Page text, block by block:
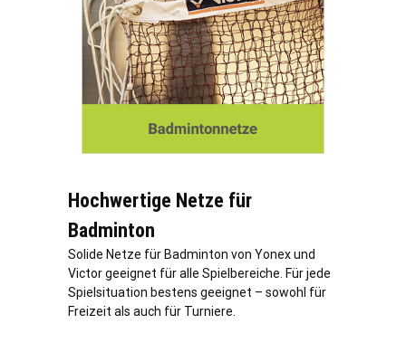
Hochwertige Netze für
Badminton
Solide Netze für Badminton von Yonex und
Victor geeignet für alle Spielbereiche. Für jede
Spielsituation bestens geeignet – sowohl für
Freizeit als auch für Turniere.